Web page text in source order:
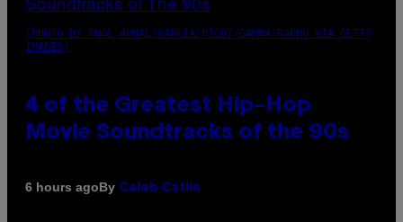
(PHOTO BY POOL ARNAL/GARCIA/PICOT/GAMMA-RAPHO VIA GETTY
IMAGES)
4 of the Greatest Hip-Hop
Movie Soundtracks of the 90s
6 hours agoBy Caleb Catlin